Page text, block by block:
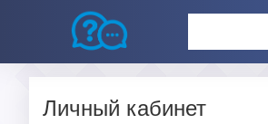
Личный кабинет